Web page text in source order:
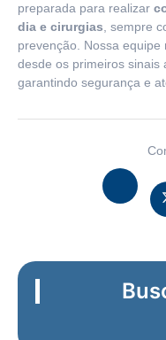
preparada para realizar
dia e cirurgias, sempre
prevenção. Nossa
desde os primeiros sinais
garantindo segurança e